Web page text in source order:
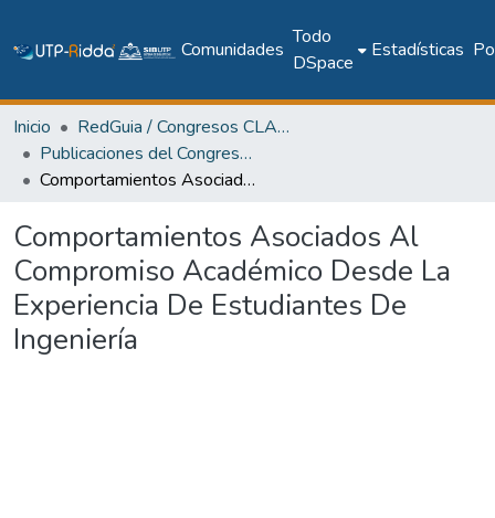
Comunidades
Todo
DSpace
Estadísticas
Inicio
RedGuia / Congresos CLABES
Publicaciones del Congreso Internacional CLABES
Comportamientos Asociados Al Compromiso Académico Desde La Experiencia De Estudiantes De Ingeniería
Comportamientos Asociados Al
Compromiso Académico Desde La
Experiencia De Estudiantes De
Ingeniería